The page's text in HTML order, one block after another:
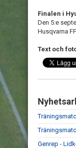
Finalen i
Den 5:e
Husqvarna
Text och
Genrep -